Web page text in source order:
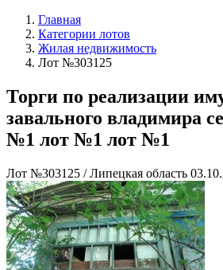
Главная
Категории лотов
Жилая недвижимость
Лот №303125
Торги по реализации
завального владимира
№1 лот №1 лот №1
Лот №303125 / Липецкая область